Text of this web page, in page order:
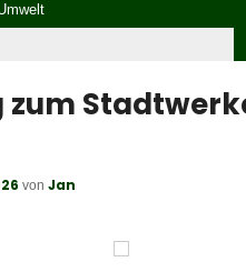
vonJan